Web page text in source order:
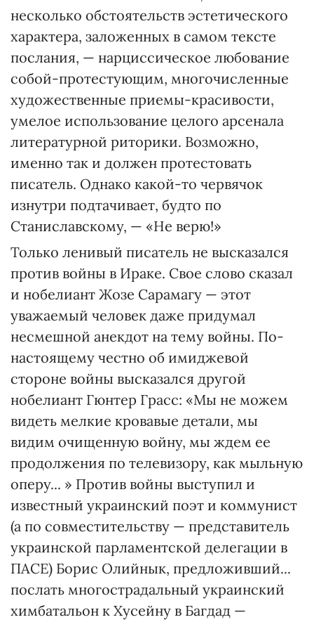
несколько обстоятельств эстетического
характера, заложенных в самом тексте
послания, — нарциссическое любование
собой-протестующим, многочисленные
художественные приемы-красивости,
умелое использование целого арсенала
литературной риторики. Возможно,
именно так и должен протестовать
писатель. Однако какой-то червячок
изнутри подтачивает, будто по
Станиславскому, — «Не верю!»
Только ленивый писатель не высказался
против войны в Ираке. Свое слово сказал
и нобелиант Жозе Сарамагу — этот
уважаемый человек даже придумал
несмешной анекдот на тему войны. По-
настоящему честно об имиджевой
стороне войны высказался другой
нобелиант Гюнтер Грасс: «Мы не можем
видеть мелкие кровавые детали, мы
видим очищенную войну, мы ждем ее
продолжения по телевизору, как мыльную
оперу... » Против войны выступил и
известный украинский поэт и коммунист
(а по совместительству — представитель
украинской парламентской делегации в
ПАСЕ) Борис Олийнык, предложивший...
послать многострадальный украинский
химбатальон к Хусейну в Багдад —